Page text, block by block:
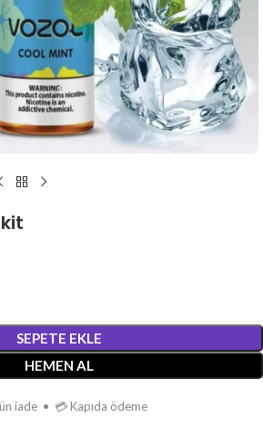
SEPETE EKLE
HEMEN AL
iade • 💳 Kapıda ödeme